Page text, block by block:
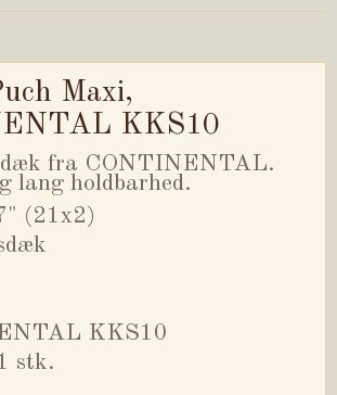
Maxi,
KKS10
fra CONTINENTAL.
lang holdbarhed.
(21x2)
KKS10
stk.